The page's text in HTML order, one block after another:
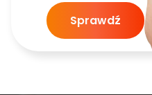
Sprawdź